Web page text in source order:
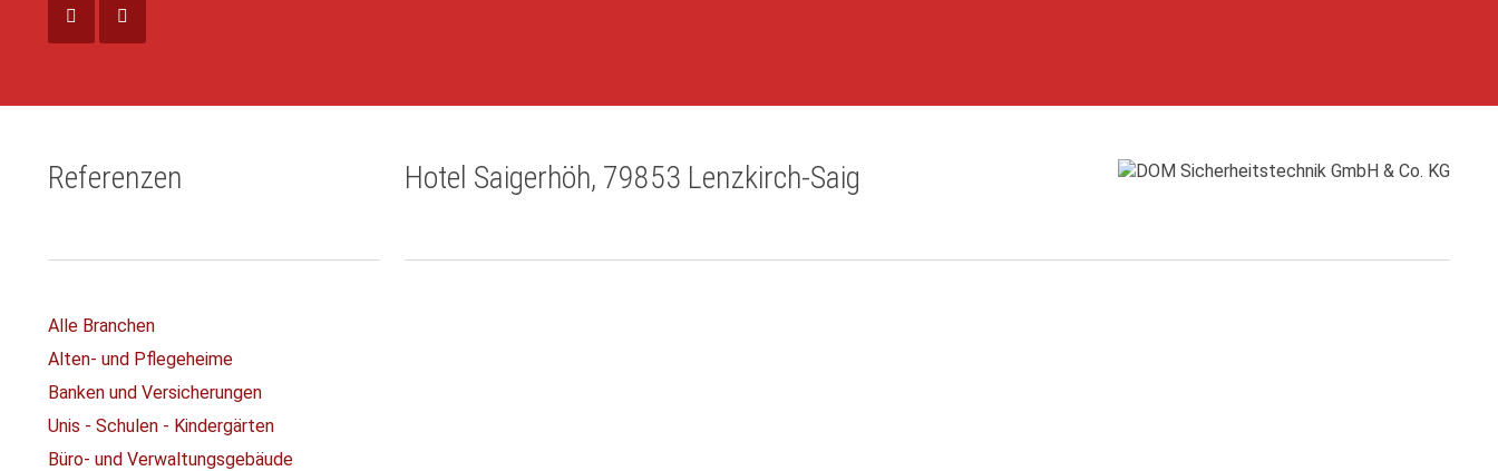
Referenzen
Alle Branchen
Alten- und Pflegeheime
Banken und Versicherungen
Unis - Schulen - Kindergärten
Büro- und Verwaltungsgebäude
Hotel Saigerhöh, 79853 Lenzkirch-Saig